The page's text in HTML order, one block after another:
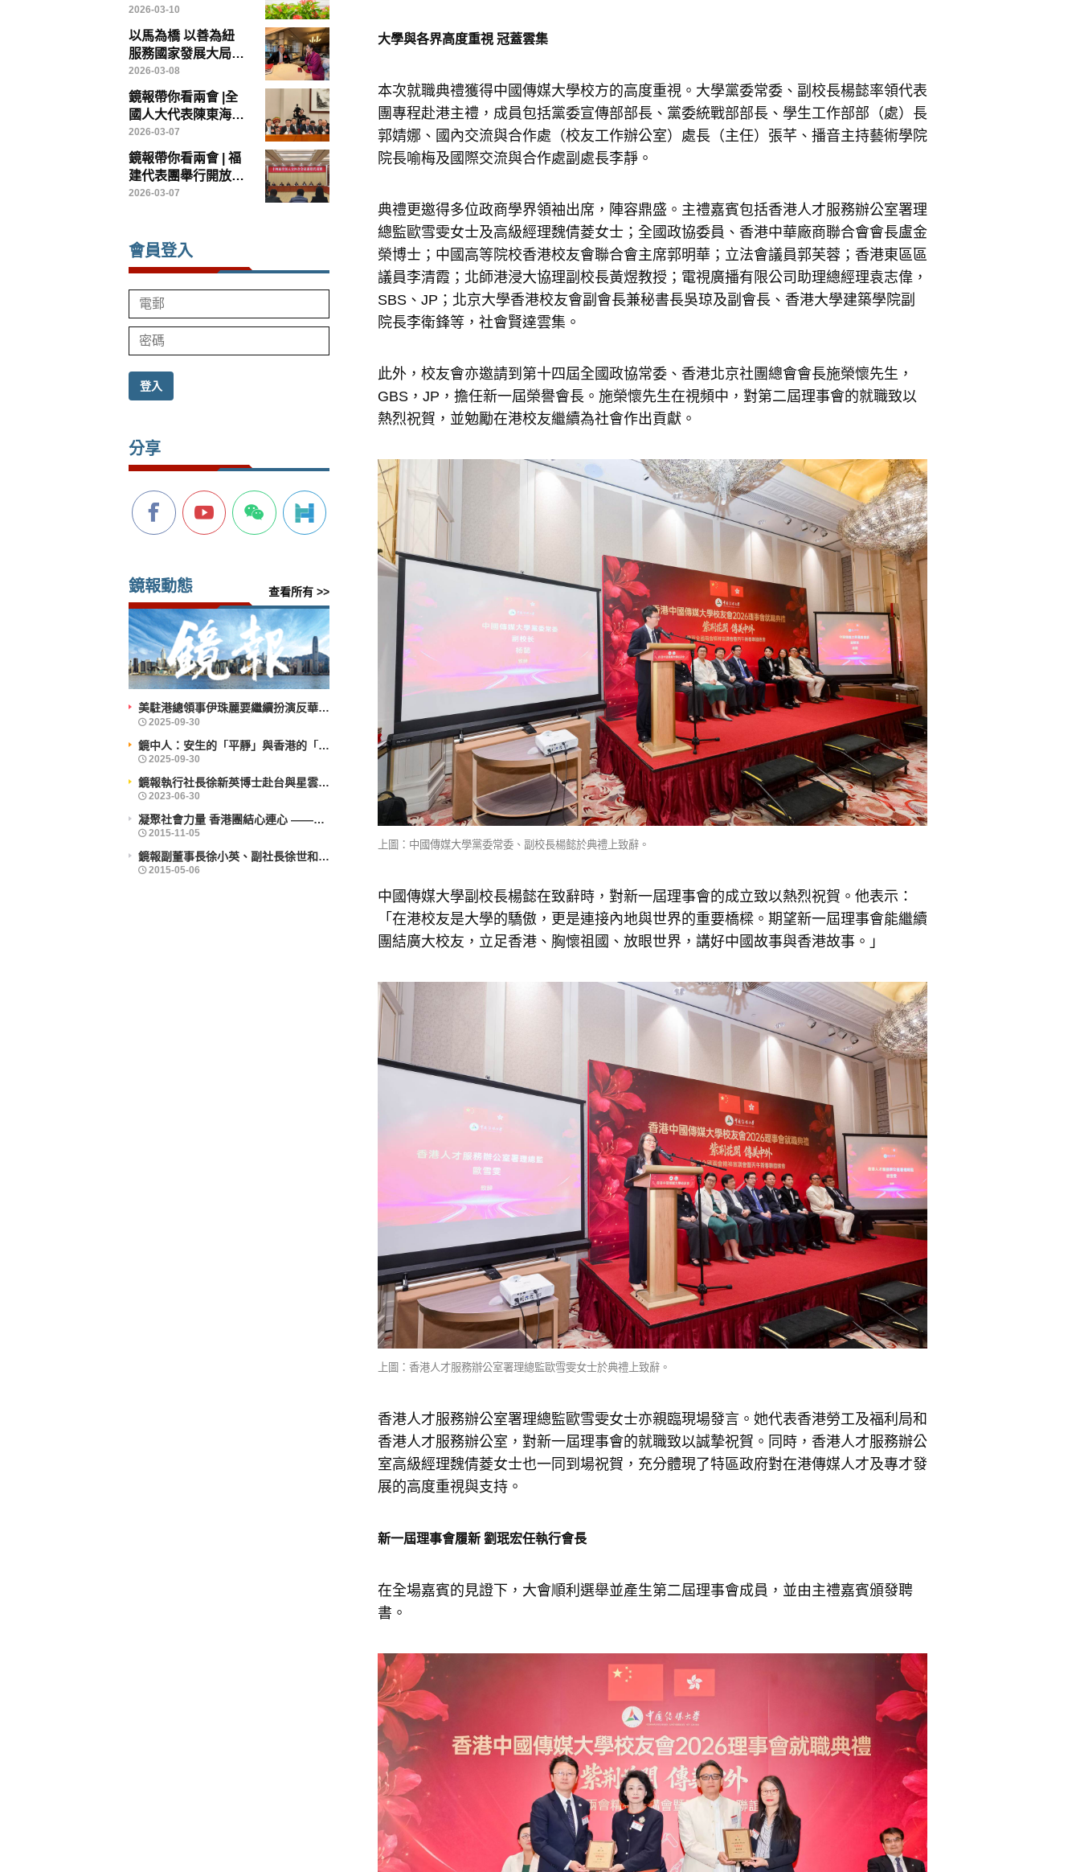
國高等教育改革的範
本
2026-03-10
以馬為橋 以善為紐
服務國家發展大局
——香港鏡報專訪全
國政協常委、香港賽
馬會主席廖長江
2026-03-08
鏡報帶你看兩會 |全
國人大代表陳東海：
以台創園為載體，打
造兩岸農業融合發展
示範樣板
2026-03-07
鏡報帶你看兩會 | 福
建代表團舉行開放團
組會議
2026-03-07
會員登入
登入
分享
鏡報動態 查看所有 >>
美駐港總領事伊珠麗要繼續扮演反華鷹派角色？
鏡中人：安生的「平靜」與香港的「前行」
鏡報執行社長徐新英博士赴台與星雲大師會晤
凝聚社會力量 香港團結心連心 ——企業社會責任活力香港成就動力研討會舉辦
鏡報副董事長徐小英、副社長徐世和博士出席義工活動
大學與各界高度重視 冠蓋雲集
本次就職典禮獲得中國傳媒大學校方的高度重視。大學黨委常委、副校長楊懿率領代表
團專程赴港主禮，成員包括黨委宣傳部部長、黨委統戰部部長、學生工作部部（處）長
郭婧娜、國內交流與合作處（校友工作辦公室）處長（主任）張芊、播音主持藝術學院
院長喻梅及國際交流與合作處副處長李靜。
典禮更邀得多位政商學界領袖出席，陣容鼎盛。主禮嘉賓包括香港人才服務辦公室署理
總監歐雪雯女士及高級經理魏倩菱女士；全國政協委員、香港中華廠商聯合會會長盧金
榮博士；中國高等院校香港校友會聯合會主席郭明華；立法會議員郭芙蓉；香港東區區
議員李清霞；北師港浸大協理副校長黃煜教授；電視廣播有限公司助理總經理袁志偉，
SBS、JP；北京大學香港校友會副會長兼秘書長吳琼及副會長、香港大學建築學院副
院長李衛鋒等，社會賢達雲集。
此外，校友會亦邀請到第十四屆全國政協常委、香港北京社團總會會長施榮懷先生，
GBS，JP，擔任新一屆榮譽會長。施榮懷先生在視頻中，對第二屆理事會的就職致以
熱烈祝賀，並勉勵在港校友繼續為社會作出貢獻。
上圖：中國傳媒大學黨委常委、副校長楊懿於典禮上致辭。
中國傳媒大學副校長楊懿在致辭時，對新一屆理事會的成立致以熱烈祝賀。他表示：
「在港校友是大學的驕傲，更是連接內地與世界的重要橋樑。期望新一屆理事會能繼續
團結廣大校友，立足香港、胸懷祖國、放眼世界，講好中國故事與香港故事。」
上圖：香港人才服務辦公室署理總監歐雪雯女士於典禮上致辭。
香港人才服務辦公室署理總監歐雪雯女士亦親臨現場發言。她代表香港勞工及福利局和
香港人才服務辦公室，對新一屆理事會的就職致以誠摯祝賀。同時，香港人才服務辦公
室高級經理魏倩菱女士也一同到場祝賀，充分體現了特區政府對在港傳媒人才及專才發
展的高度重視與支持。
新一屆理事會履新 劉珉宏任執行會長
在全場嘉賓的見證下，大會順利選舉並產生第二屆理事會成員，並由主禮嘉賓頒發聘
書。